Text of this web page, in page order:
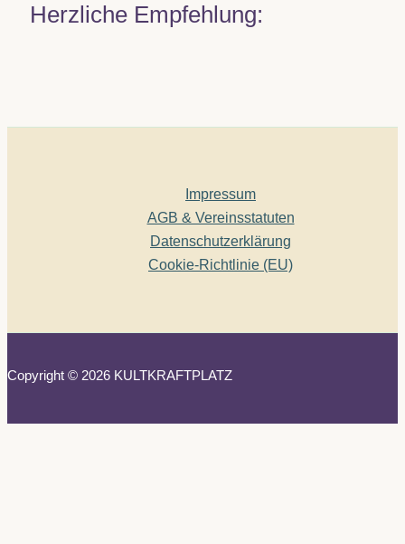
Herzliche Empfehlung:
Impressum
AGB & Vereinsstatuten
Datenschutzerklärung
Cookie-Richtlinie (EU)
Copyright © 2026 KULTKRAFTPLATZ